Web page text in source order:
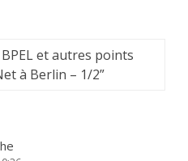
et autres points
à Berlin – 1/2”